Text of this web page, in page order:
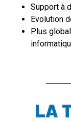
Support à
Evolution
Plus
LA